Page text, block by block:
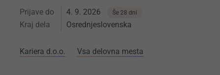
Prijave do 4. 9. 2026 Še 28 dni
Kraj dela Osrednjeslovenska
Kariera d.o.o. Vsa delovna mesta